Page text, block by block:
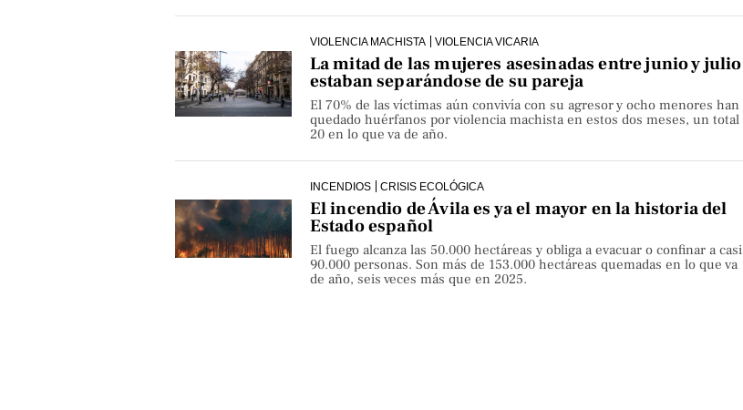
VIOLENCIA MACHISTA VIOLENCIA VICARIA
La mitad de las mujeres asesinadas entre junio y julio
estaban separándose de su pareja
El 70% de las víctimas aún convivía con su agresor y ocho menores han
quedado huérfanos por violencia machista en estos dos meses, un total
20 en lo que va de año.
INCENDIOS CRISIS ECOLÓGICA
El incendio de Ávila es ya el mayor en la historia del
Estado español
El fuego alcanza las 50.000 hectáreas y obliga a evacuar o confinar a casi
90.000 personas. Son más de 153.000 hectáreas quemadas en lo que va
de año, seis veces más que en 2025.